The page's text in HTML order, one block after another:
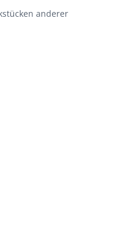
anderer